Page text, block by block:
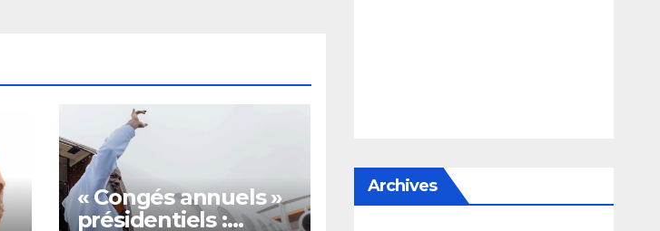
« Congés annuels »
présidentiels :
Archives